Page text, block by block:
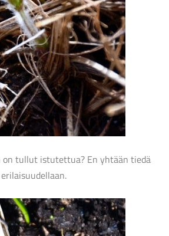
on tullut istutettua? En yhtään tiedä